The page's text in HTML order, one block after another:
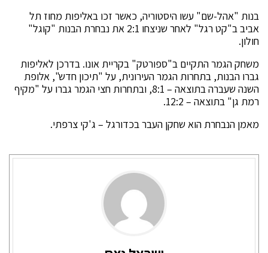
בנות "אהל-שם" עשו היסטוריה, כאשר זכו באליפות מחוז תל
אביב ב"קט רגל" לאחר שניצחו 2:1 את נבחרת הבנות "קוגל"
חולון.
משחק הגמר התקיים ב"ספורטק" בקריית אונו. בדרכן לאליפות
גברו הבנות, בתחרות הגמר העירונית, על "תיכון חדש", אלופת
השנה שעברה בתוצאה – 8:1, ובתחרות חצי הגמר גברו על "מקיף
רמת גן" בתוצאה – 12:2.
מאמן הנבחרת הוא שחקן העבר בכדורגל – ג'קי צרפתי.